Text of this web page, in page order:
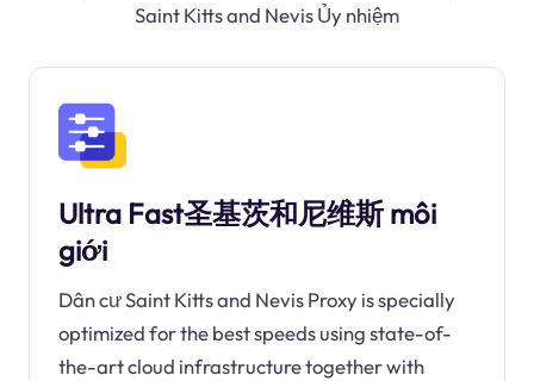
Saint Kitts and Nevis Ủy nhiệm
Ultra Fast圣基茨和尼维斯 môi
giới
Dân cư Saint Kitts and Nevis Proxy is specially
optimized for the best speeds using state-of-
the-art cloud infrastructure together with